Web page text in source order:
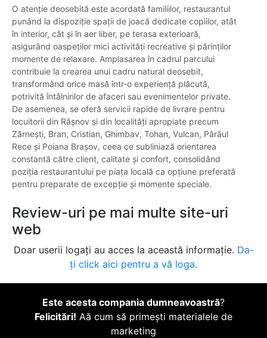
O atenție deosebită este acordată familiilor, restaurantul
punând la dispoziție spații de joacă dedicate copiilor, atât
în interior, cât și în aer liber, pe terasa exterioară,
asigurând oaspeților mici activități recreative și părinților
momente de relaxare. Amplasarea în cadrul parcului
contribuie la crearea unui cadru natural deosebit,
transformând orice masă într-o experiență plăcută,
potrivită întâlnirilor de afaceri sau evenimentelor private.
De asemenea, se oferă servicii rapide de livrare pentru
locuitorii din Râșnov și din localități apropiate precum
Zărnești, Bran, Cristian, Ghimbav, Tohan, Vulcan, Pârâul
Rece și Poiana Brașov, ceea ce subliniază orientarea
constantă către client, calitate și confort, consolidând
poziția restaurantului pe piața locală ca opțiune preferată
pentru preparate de excepție și momente speciale.
Review-uri pe mai multe site-uri
web
Doar userii logați au acces la această informație. Da-
ți click aici pentru a vă loga.
Este acesta compania dumneavoastră?
Felicitări! Aă cum să primești materialele de
marketing